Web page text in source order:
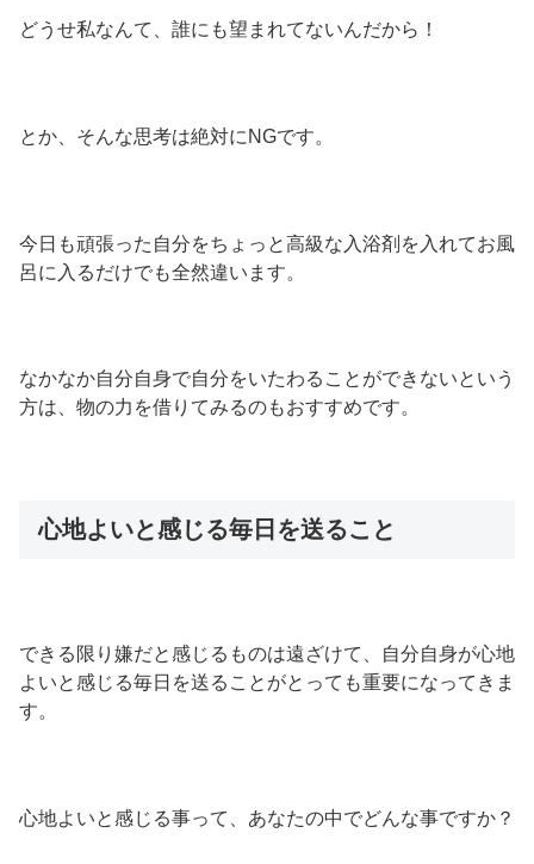
どうせ私なんて、誰にも望まれてないんだから！
とか、そんな思考は絶対にNGです。
今日も頑張った自分をちょっと高級な入浴剤を入れてお風
呂に入るだけでも全然違います。
なかなか自分自身で自分をいたわることができないという
方は、物の力を借りてみるのもおすすめです。
心地よいと感じる毎日を送ること
できる限り嫌だと感じるものは遠ざけて、自分自身が心地
よいと感じる毎日を送ることがとっても重要になってきま
す。
心地よいと感じる事って、あなたの中でどんな事ですか？